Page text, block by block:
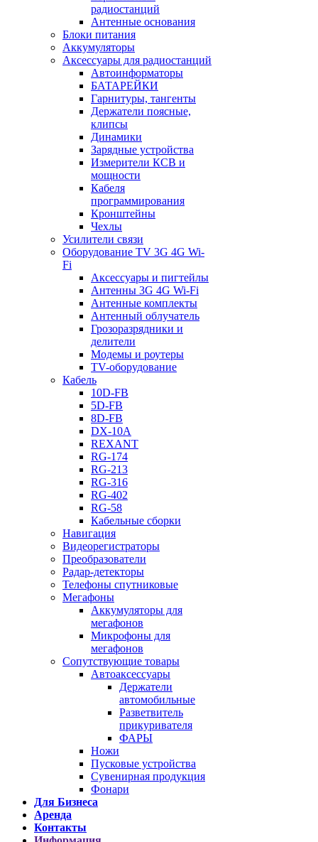
радиостанций
Антенные основания
Блоки питания
Аккумуляторы
Аксессуары для радиостанций
Автоинформаторы
БАТАРЕЙКИ
Гарнитуры, тангенты
Держатели поясные,
клипсы
Динамики
Зарядные устройства
Измерители КСВ и
мощности
Кабеля
программирования
Кронштейны
Чехлы
Усилители связи
Оборудование TV 3G 4G Wi-
Fi
Аксессуары и пигтейлы
Антенны 3G 4G Wi-Fi
Антенные комплекты
Антенный облучатель
Грозоразрядники и
делители
Модемы и роутеры
TV-оборудование
Кабель
10D-FB
5D-FB
8D-FB
DX-10A
REXANT
RG-174
RG-213
RG-316
RG-402
RG-58
Кабельные сборки
Навигация
Видеорегистраторы
Преобразователи
Радар-детекторы
Телефоны спутниковые
Мегафоны
Аккумуляторы для
мегафонов
Микрофоны для
мегафонов
Сопутствующие товары
Автоаксессуары
Держатели
автомобильные
Разветвитель
прикуривателя
ФАРЫ
Ножи
Пусковые устройства
Сувенирная продукция
Фонари
Для Бизнеса
Аренда
Контакты